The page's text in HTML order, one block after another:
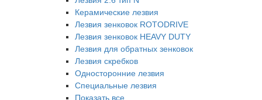
Керамические лезвия
Лезвия зенковок ROTODRIVE
Лезвия зенковок HEAVY DUTY
Лезвия для обратных зенковок
Лезвия скребков
Односторонние лезвия
Специальные лезвия
Показать все